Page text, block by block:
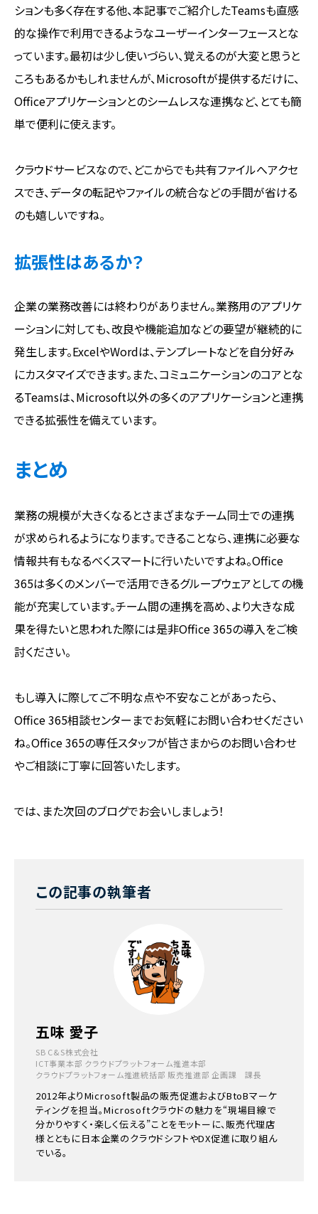
ションも多く存在する他、本記事でご紹介したTeamsも直感
的な操作で利用できるようなユーザーインターフェースとな
っています。最初は少し使いづらい、覚えるのが大変と思うと
ころもあるかもしれませんが、Microsoftが提供するだけに、
Officeアプリケーションとのシームレスな連携など、とても簡
単で便利に使えます。
クラウドサービスなので、どこからでも共有ファイルへアクセ
スでき、データの転記やファイルの統合などの手間が省ける
のも嬉しいですね。
拡張性はあるか？
企業の業務改善には終わりがありません。業務用のアプリケ
ーションに対しても、改良や機能追加などの要望が継続的に
発生します。ExcelやWordは、テンプレートなどを自分好み
にカスタマイズできます。また、コミュニケーションのコアとな
るTeamsは、Microsoft以外の多くのアプリケーションと連携
できる拡張性を備えています。
まとめ
業務の規模が大きくなるとさまざまなチーム同士での連携
が求められるようになります。できることなら、連携に必要な
情報共有もなるべくスマートに行いたいですよね。Office
365は多くのメンバーで活用できるグループウェアとしての機
能が充実しています。チーム間の連携を高め、より大きな成
果を得たいと思われた際には是非Office 365の導入をご検
討ください。
もし導入に際してご不明な点や不安なことがあったら、
Office 365相談センターまでお気軽にお問い合わせください
ね。Office 365の専任スタッフが皆さまからのお問い合わせ
やご相談に丁寧に回答いたします。
では、また次回のブログでお会いしましょう！
この記事の執筆者
五味 愛子
SB C&S株式会社
ICT事業本部 クラウドプラットフォーム推進本部
クラウドプラットフォーム推進統括部 販売推進部 企画課 課長
2012年よりMicrosoft製品の販売促進およびBtoBマーケ
ティングを担当。Microsoftクラウドの魅力を“現場目線で
分かりやすく・楽しく伝える”ことをモットーに、販売代理店
様とともに日本企業のクラウドシフトやDX促進に取り組ん
でいる。